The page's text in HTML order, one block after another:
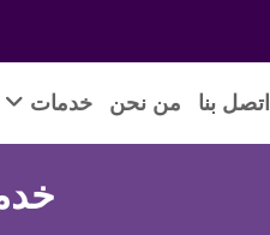
اتصل بنا من نحن خدمات